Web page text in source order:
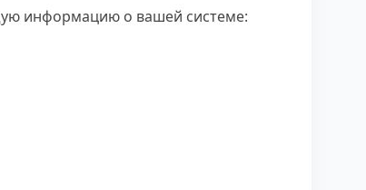
информацию о вашей системе: